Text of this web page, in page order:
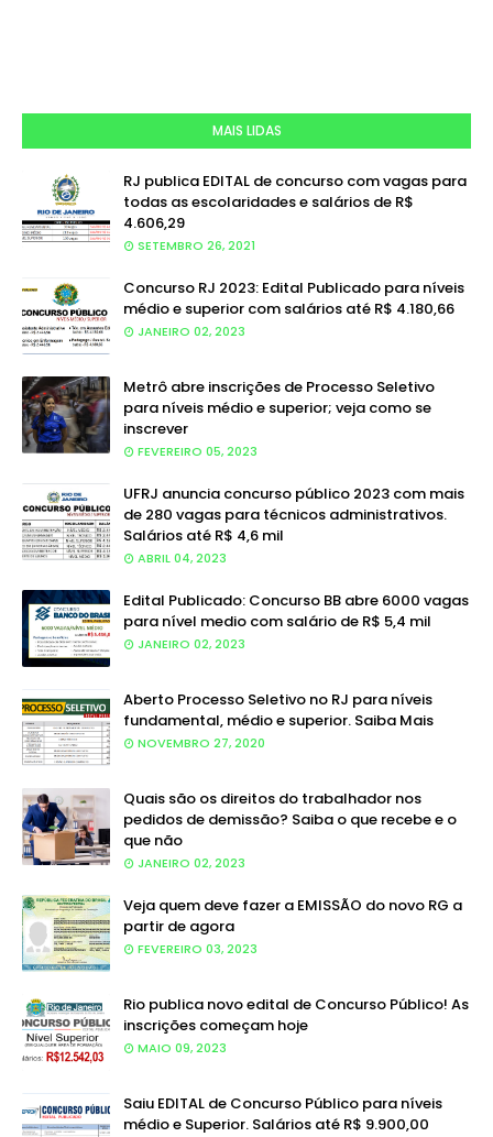
MAIS LIDAS
RJ publica EDITAL de concurso com vagas para
todas as escolaridades e salários de R$
4.606,29
SETEMBRO 26, 2021
Concurso RJ 2023: Edital Publicado para níveis
médio e superior com salários até R$ 4.180,66
JANEIRO 02, 2023
Metrô abre inscrições de Processo Seletivo
para níveis médio e superior; veja como se
inscrever
FEVEREIRO 05, 2023
UFRJ anuncia concurso público 2023 com mais
de 280 vagas para técnicos administrativos.
Salários até R$ 4,6 mil
ABRIL 04, 2023
Edital Publicado: Concurso BB abre 6000 vagas
para nível medio com salário de R$ 5,4 mil
JANEIRO 02, 2023
Aberto Processo Seletivo no RJ para níveis
fundamental, médio e superior. Saiba Mais
NOVEMBRO 27, 2020
Quais são os direitos do trabalhador nos
pedidos de demissão? Saiba o que recebe e o
que não
JANEIRO 02, 2023
Veja quem deve fazer a EMISSÃO do novo RG a
partir de agora
FEVEREIRO 03, 2023
Rio publica novo edital de Concurso Público! As
inscrições começam hoje
MAIO 09, 2023
Saiu EDITAL de Concurso Público para níveis
médio e Superior. Salários até R$ 9.900,00